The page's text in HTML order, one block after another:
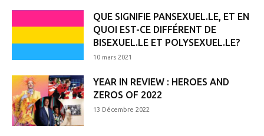
QUE SIGNIFIE PANSEXUEL.LE, ET EN
QUOI EST-CE DIFFÉRENT DE
BISEXUEL.LE ET POLYSEXUEL.LE?
10 mars 2021
YEAR IN REVIEW : HEROES AND
ZEROS OF 2022
13 Décembre 2022